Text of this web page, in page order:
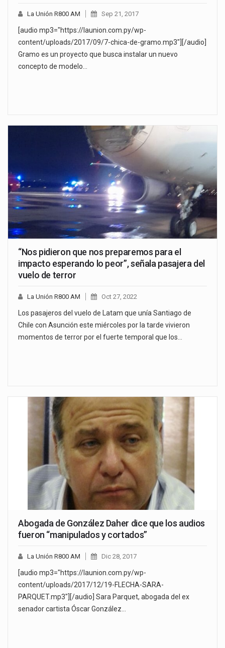
La Unión R800 AM Sep 21, 2017
[audio mp3="https://launion.com.py/wp-
content/uploads/2017/09/7-chica-de-gramo.mp3"][/audio]
Gramo es un proyecto que busca instalar un nuevo
concepto de modelo…
“Nos pidieron que nos preparemos para el
impacto esperando lo peor”, señala pasajera del
vuelo de terror
La Unión R800 AM Oct 27, 2022
Los pasajeros del vuelo de Latam que unía Santiago de
Chile con Asunción este miércoles por la tarde vivieron
momentos de terror por el fuerte temporal que los…
Abogada de González Daher dice que los audios
fueron “manipulados y cortados”
La Unión R800 AM Dic 28, 2017
[audio mp3="https://launion.com.py/wp-
content/uploads/2017/12/19-FLECHA-SARA-
PARQUET.mp3"][/audio] Sara Parquet, abogada del ex
senador cartista Óscar González…